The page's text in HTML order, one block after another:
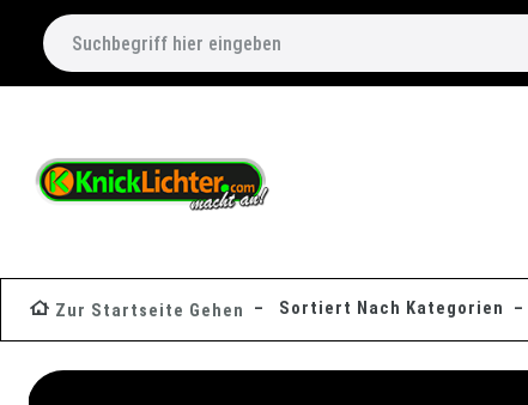
Zur Startseite Gehen Sortiert Nach Kategorien